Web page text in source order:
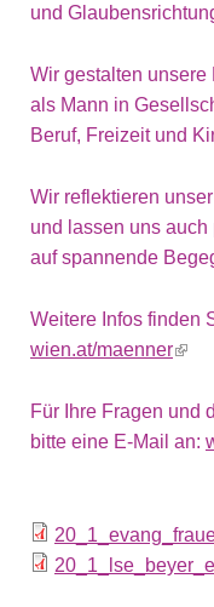
und
Wir gestalten unsere
als Mann in
Beruf, Freizeit und
Wir reflektieren
und lassen uns auch
auf spannende
Weitere Infos finden
wien.at/maenner(link
Für Ihre Fragen und
bitte eine E-Mail an: